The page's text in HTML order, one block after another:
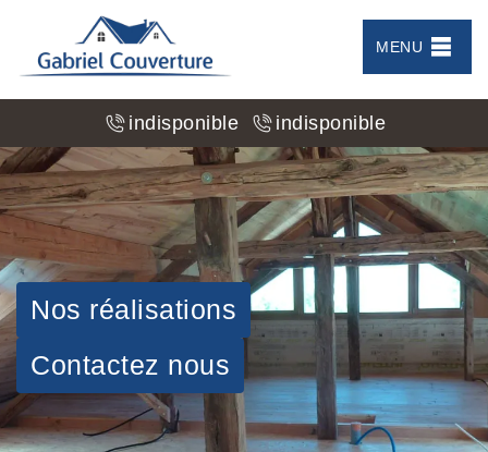
MENU
indisponible indisponible
Nos réalisations
Contactez nous